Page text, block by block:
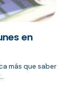
en
más que saber